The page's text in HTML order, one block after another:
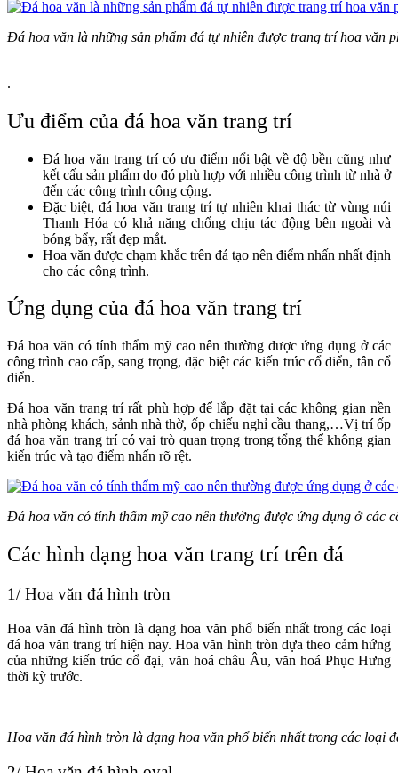
Đá hoa văn là những sản phẩm đá tự nhiên được trang trí hoa văn
.
Ưu điểm của đá hoa văn trang trí
Đá hoa văn trang trí có ưu điểm nổi bật về độ bền cũng như
kết cấu sản phẩm do đó phù hợp với nhiều công trình từ nhà ở
đến các công trình công cộng.
Đặc biệt, đá hoa văn trang trí tự nhiên khai thác từ vùng núi
Thanh Hóa có khả năng chống chịu tác động bên ngoài và
bóng bẩy, rất đẹp mắt.
Hoa văn được chạm khắc trên đá tạo nên điểm nhấn nhất định
cho các công trình.
Ứng dụng của đá hoa văn trang trí
Đá hoa văn có tính thẩm mỹ cao nên thường được ứng dụng ở các
công trình cao cấp, sang trọng, đặc biệt các kiến trúc cổ điển, tân cổ
điển.
Đá hoa văn trang trí rất phù hợp để lắp đặt tại các không gian nền
nhà phòng khách, sảnh nhà thờ, ốp chiếu nghỉ cầu thang,…Vị trí ốp
đá hoa văn trang trí có vai trò quan trọng trong tổng thể không gian
kiến trúc và tạo điểm nhấn rõ rệt.
Đá hoa văn có tính thẩm mỹ cao nên thường được ứng dụng ở các
Các hình dạng hoa văn trang trí trên đá
1/ Hoa văn đá hình tròn
Hoa văn đá hình tròn là dạng hoa văn phổ biến nhất trong các loại
đá hoa văn trang trí hiện nay. Hoa văn hình tròn dựa theo cảm hứng
của những kiến trúc cổ đại, văn hoá châu Âu, văn hoá Phục Hưng
thời kỳ trước.
Hoa văn đá hình tròn là dạng hoa văn phổ biến nhất trong các loại